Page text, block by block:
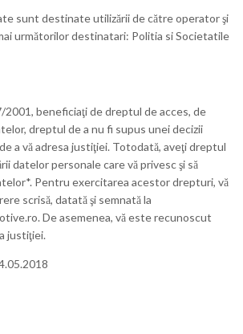
sunt destinate utilizării de către operator şi
următorilor destinatari: Politia si Societatile
2001, beneficiaţi de dreptul de acces, de
dreptul de a nu fi supus unei decizii
a vă adresa justiţiei. Totodată, aveţi dreptul
datelor personale care vă privesc şi să
Pentru exercitarea acestor drepturi, vă
scrisă, datată şi semnată la
De asemenea, vă este recunoscut
justiţiei.